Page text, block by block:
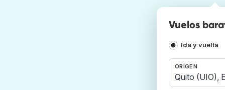
Vuelos
Ida y vuelta
ORIGEN